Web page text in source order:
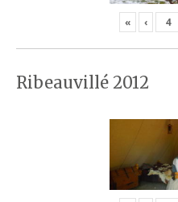
« ‹
Ribeauvillé 2012